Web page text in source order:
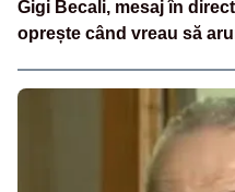
Gigi Becali, mesaj în
oprește când vreau să